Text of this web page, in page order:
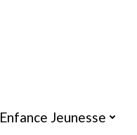
Enfance Jeunesse